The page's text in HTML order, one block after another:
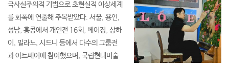
극사실주의적 기법으로 초현실적 이상세계
를 화폭에 연출해 주목받았다. 서울, 용인,
성남, 홍콩에서 개인전 16회, 베이징, 상하
이, 밀라노, 시드니 등에서 다수의 그룹전
과 아트페어에 참여했으며, 국립현대미술